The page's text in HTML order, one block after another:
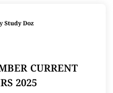
Study Doz
CURRENT
2025